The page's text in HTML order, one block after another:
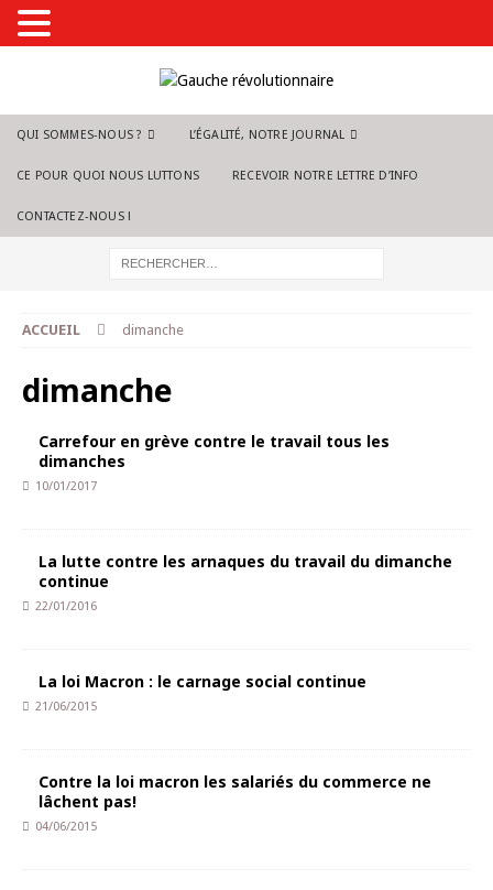
QUI SOMMES-NOUS ? L’ÉGALITÉ, NOTRE JOURNAL
CE POUR QUOI NOUS LUTTONS RECEVOIR NOTRE LETTRE D’INFO
CONTACTEZ-NOUS !
ACCUEIL dimanche
dimanche
Carrefour en grève contre le travail tous les
dimanches
10/01/2017
La lutte contre les arnaques du travail du dimanche
continue
22/01/2016
La loi Macron : le carnage social continue
21/06/2015
Contre la loi macron les salariés du commerce ne
lâchent pas!
04/06/2015